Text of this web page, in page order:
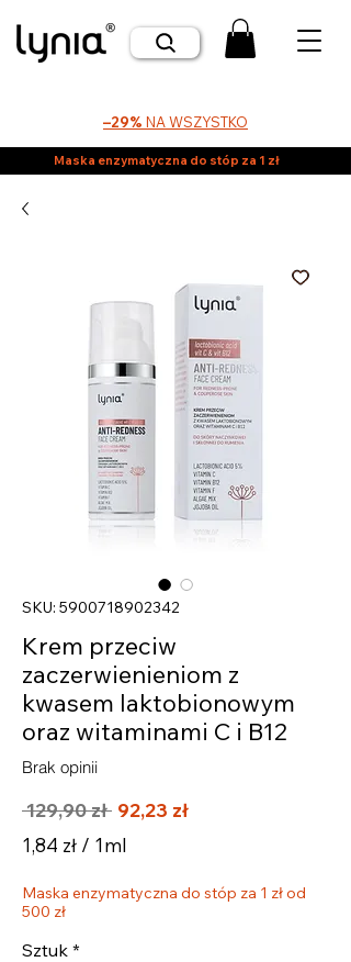
–29% NA WSZYSTKO
Maska enzymatyczna do stóp za 1 zł
SKU: 5900718902342
Krem przeciw
zaczerwienieniom z
kwasem laktobionowym
oraz witaminami C i B12
Brak opinii
129,90 zł Regularna
cena
92,23 złCena
1,84 zł / 1ml
za
1
Mililitrów
Maska enzymatyczna do stóp za 1 zł od
500 zł
Sztuk *